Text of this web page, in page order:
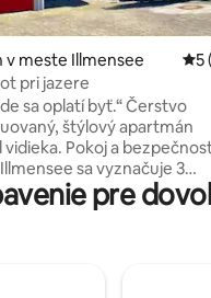
4,94 z 5, počet
meste Illmensee
5
pri jazere
sa oplatí byť.“ Čerstvo
štýlový apartmán
Pokoj a
sa vyznačuje 3
jazerami. Tu môžete
jazdiť na bicykli, chodiť na
pre